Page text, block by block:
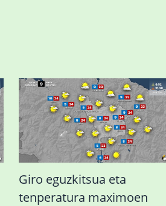
Giro eguzkitsua eta
tenperatura maximoen